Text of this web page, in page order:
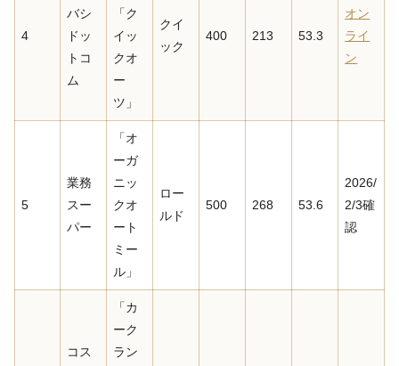
4
バシ
ドッ
トコ
ム
「ク
イッ
クオ
ー
ツ」
クイ
ック
400 213 53.3
オン
ライ
ン
5
業務
スー
パー
「オ
ーガ
ニッ
クオ
ート
ミー
ル」
ロー
ルド
500 268 53.6
2026/
2/3確
認
コス
「カ
ーク
ラン